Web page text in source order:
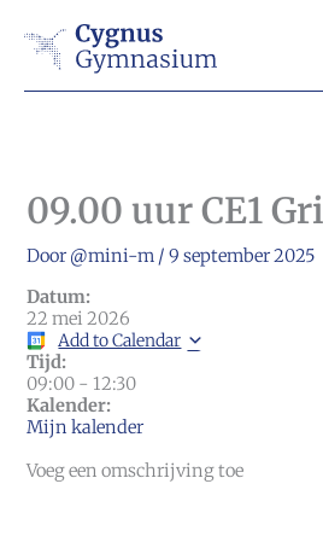
naar
09.00 uur CE1
Door @mini-m /9 september 2025
Datum:
22 mei 2026
Add to Calendar
Tijd:
09:00 - 12:30
Kalender:
Mijn kalender
Voeg een omschrijving toe